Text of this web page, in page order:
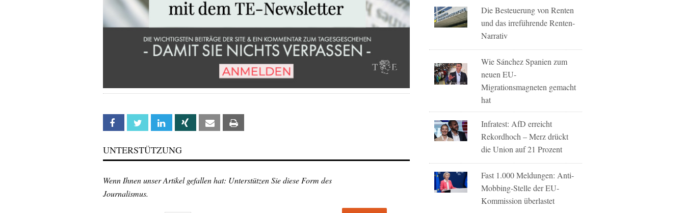
Facebook Twitter Linkedin Xing Email
UNTERSTÜTZUNG
Wenn Ihnen unser Artikel gefallen hat: Unterstützen Sie diese Form des
Journalismus.
Die Besteuerung von Renten
und das irreführende Renten-
Narrativ
Wie Sánchez Spanien zum
neuen EU-
Migrationsmagneten gemacht
hat
Infratest: AfD erreicht
Rekordhoch – Merz drückt
die Union auf 21 Prozent
Fast 1.000 Meldungen: Anti-
Mobbing-Stelle der EU-
Kommission überlastet